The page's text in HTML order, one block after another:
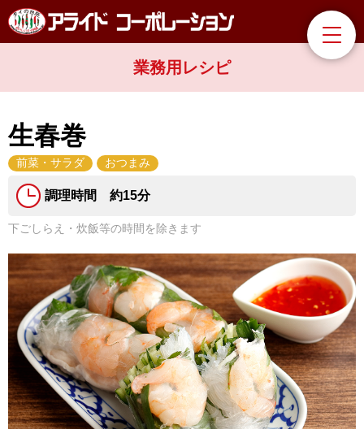
業務用レシピ
生春巻
前菜・サラダ おつまみ
調理時間 約15分
下ごしらえ・炊飯等の時間を除きます